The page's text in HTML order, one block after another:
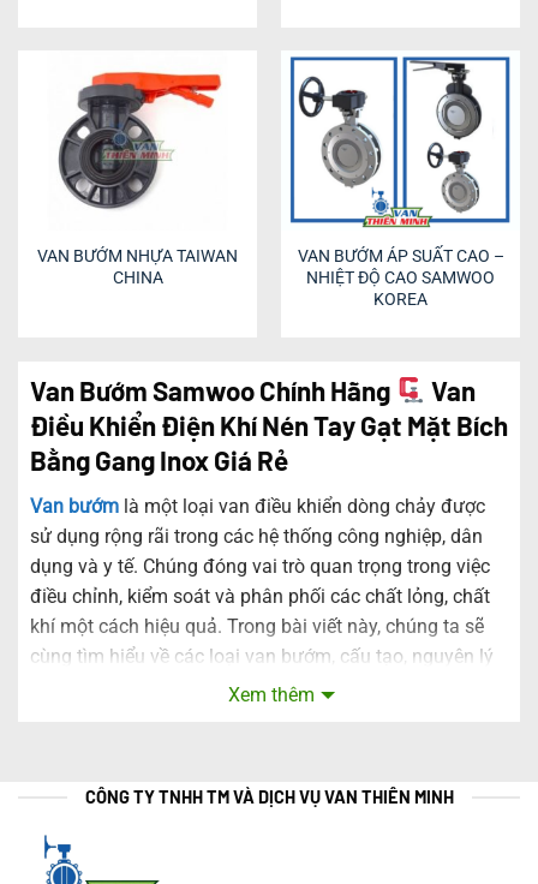
VAN BƯỚM NHỰA TAIWAN
CHINA
VAN BƯỚM ÁP SUẤT CAO –
NHIỆT ĐỘ CAO SAMWOO
KOREA
Van Bướm Samwoo Chính Hãng
Van
Điều Khiển Điện Khí Nén Tay Gạt Mặt Bích
Bằng Gang Inox Giá Rẻ
Van bướm là một loại van điều khiển dòng chảy được
sử dụng rộng rãi trong các hệ thống công nghiệp, dân
dụng và y tế. Chúng đóng vai trò quan trọng trong việc
điều chỉnh, kiểm soát và phân phối các chất lỏng, chất
khí một cách hiệu quả. Trong bài viết này, chúng ta sẽ
cùng tìm hiểu về các loại van bướm, cấu tạo, nguyên lý
hoạt động và ứng dụng của chúng.
Xem thêm
CÔNG TY TNHH TM VÀ DỊCH VỤ VAN THIÊN MINH